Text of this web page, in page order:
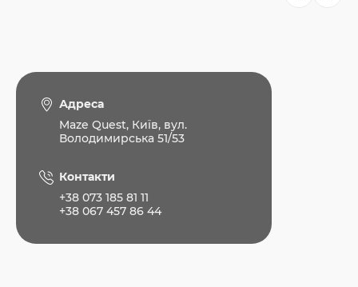
Адреса
Maze Quest, Київ, вул.
Володимирська 51/53
Контакти
+38 073 185 81 11
+38 067 457 86 44